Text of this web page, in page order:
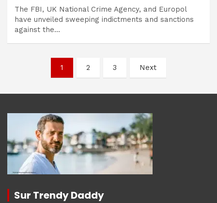
The FBI, UK National Crime Agency, and Europol
have unveiled sweeping indictments and sanctions
against the…
Navigation
articles
1 2 3 Next
Sur Trendy Daddy